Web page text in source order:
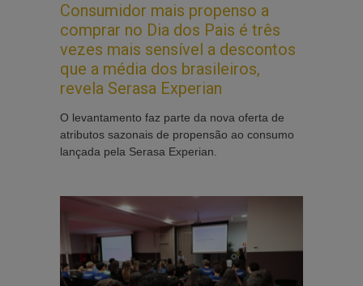
Consumidor mais propenso a
comprar no Dia dos Pais é três
vezes mais sensível a descontos
que a média dos brasileiros,
revela Serasa Experian
O levantamento faz parte da nova oferta de
atributos sazonais de propensão ao consumo
lançada pela Serasa Experian.